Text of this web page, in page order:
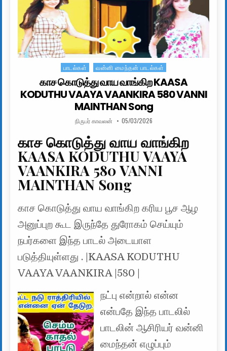
Posted in
பாடல்கள் வன்னி மைந்தன் பாடல்கள்
காச கொடுத்து வாய வாங்கிற KAASA
KODUTHU VAAYA VAANKIRA 580 VANNI
MAINTHAN Song
AUTHOR:
நிருபர் காவலன் PUBLISHED DATE:
05/03/2026
காச கொடுத்து வாய வாங்கிற
KAASA KODUTHU VAAYA
VAANKIRA 580 VANNI
MAINTHAN Song
காச கொடுத்து வாய வாங்கிற கரிய பூச ஆழ
அனுப்புற கூட இருந்தே துரோகம் செய்யும்
நபர்களை இந்த பாடல் அடையாள
படுத்தியுள்ளது . |KAASA KODUTHU
VAAYA VAANKIRA |580 |
நட்பு என்றால் என்ன
என்பதே இந்த பாடலில்
பாடலின் ஆசிரியர் வன்னி
மைந்தன் எழுப்பும்